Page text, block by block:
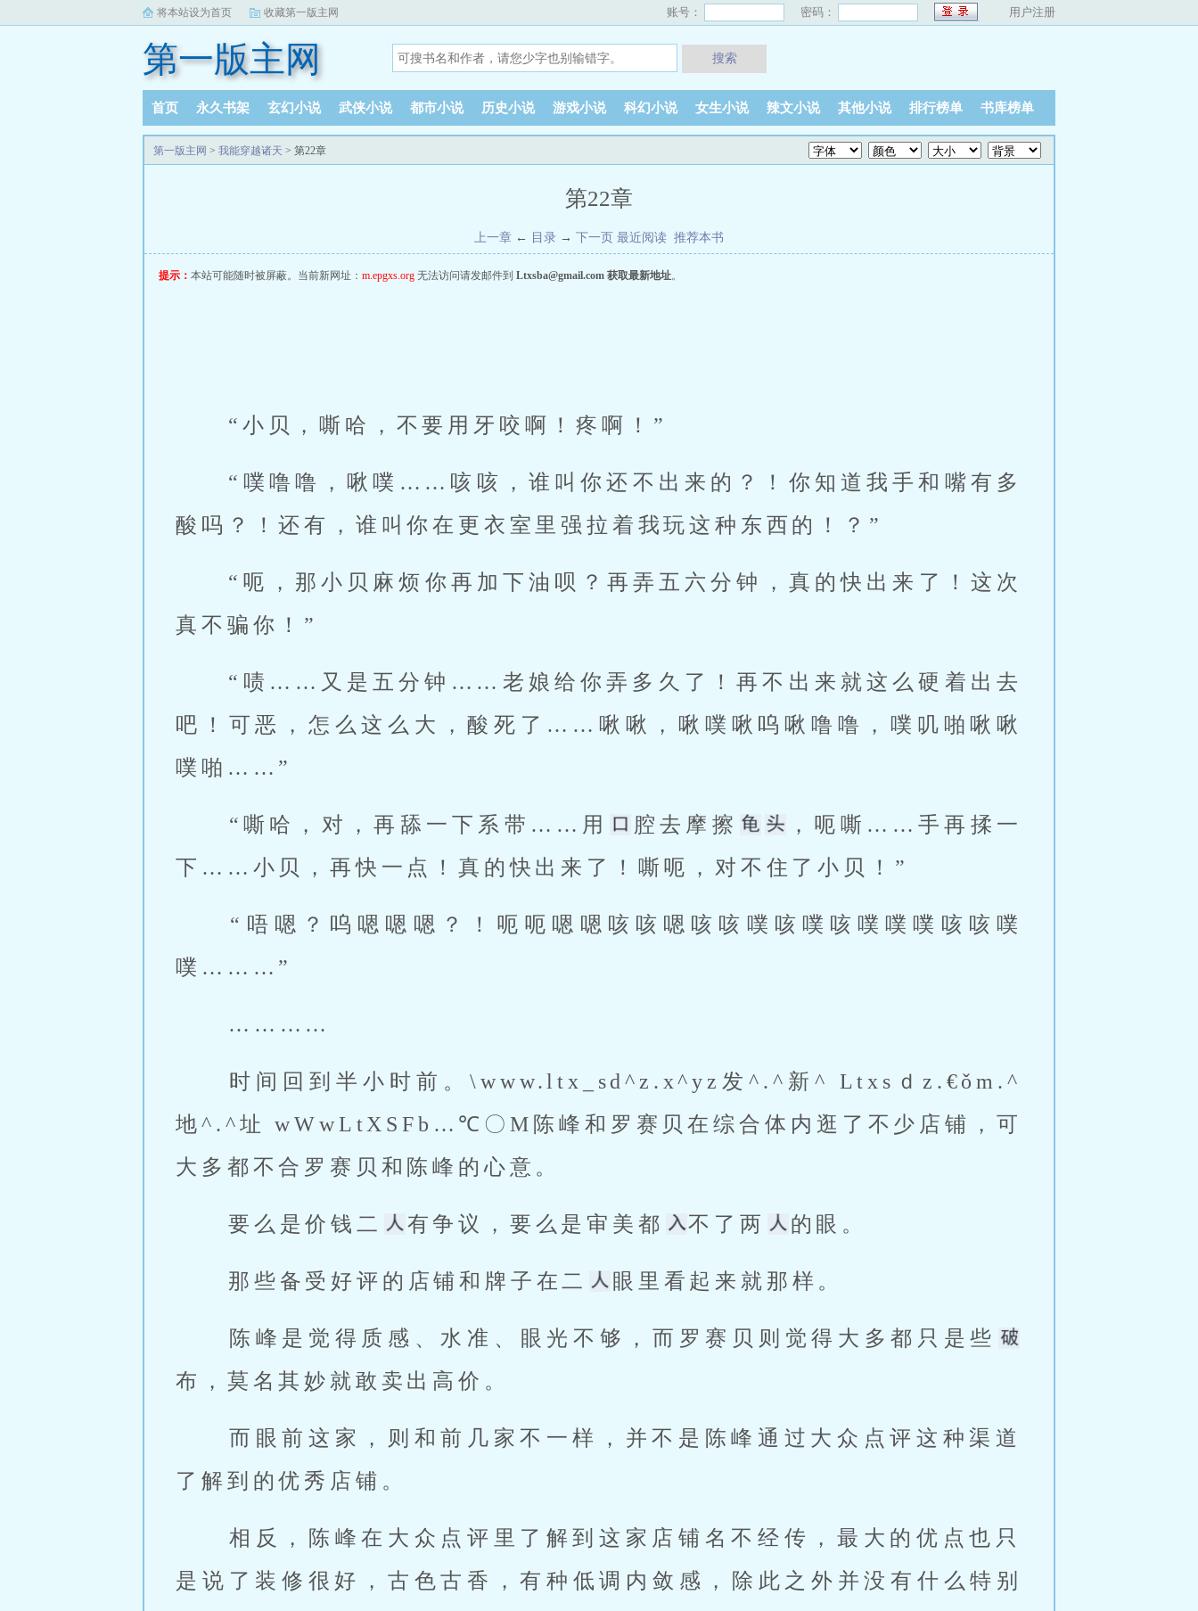
将本站设为首页 收藏第一版主网 账号： 密码： 用户注册
第一版主网 搜索
首页 永久书架 玄幻小说 武侠小说 都市小说 历史小说 游戏小说 科幻小说 女生小说 辣文小说 其他小说 排行榜单 书库榜单
完本小说 阅读记录
第一版主网 > 我能穿越诸天 > 第22章
第22章
上一章 ← 目录 → 下一页 最近阅读 推荐本书
提示： 本站可能随时被屏蔽。当前新网址： m.epgxs.org 无法访问请发邮件到 Ltxsba@gmail.com 获取最新地址。
“小贝，嘶哈，不要用牙咬啊！疼啊！”
酸吗？！还有，谁叫你在更衣室里强拉着我玩这种东西的！？”
真不骗你！”
吧！可恶，怎么这么大，酸死了……啾啾，啾噗啾呜啾噜噜，噗叽啪啾啾
噗啪……”
“嘶哈，对，再舔一下系带……用 腔去摩擦
，呃嘶……手再揉一
下……小贝，再快一点！真的快出来了！嘶呃，对不住了小贝！”
噗………”
…………
地^.^址 wWwLtXSFb…℃〇M陈峰和罗赛贝在综合体内逛了不少店铺，可
大多都不合罗赛贝和陈峰的心意。
要么是价钱二 有争议，要么是审美都 不了两 的眼。
那些备受好评的店铺和牌子在二 眼里看起来就那样。
陈峰是觉得质感、水准、眼光不够，而罗赛贝则觉得大多都只是些
布，莫名其妙就敢卖出高价。
了解到的优秀店铺。
是说了装修很好，古色古香，有种低调内敛感，除此之外并没有什么特别